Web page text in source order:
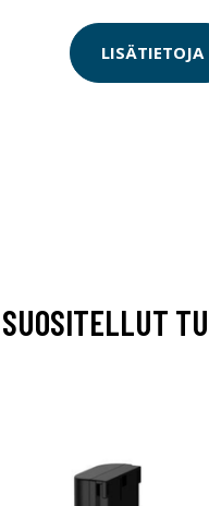
LISÄTIETOJA
SUOSITELLUT